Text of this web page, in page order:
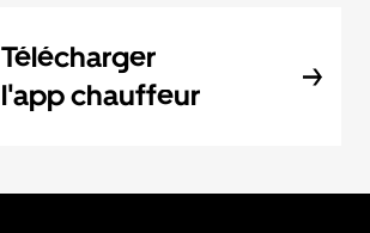
Télécharger
l'app chauffeur